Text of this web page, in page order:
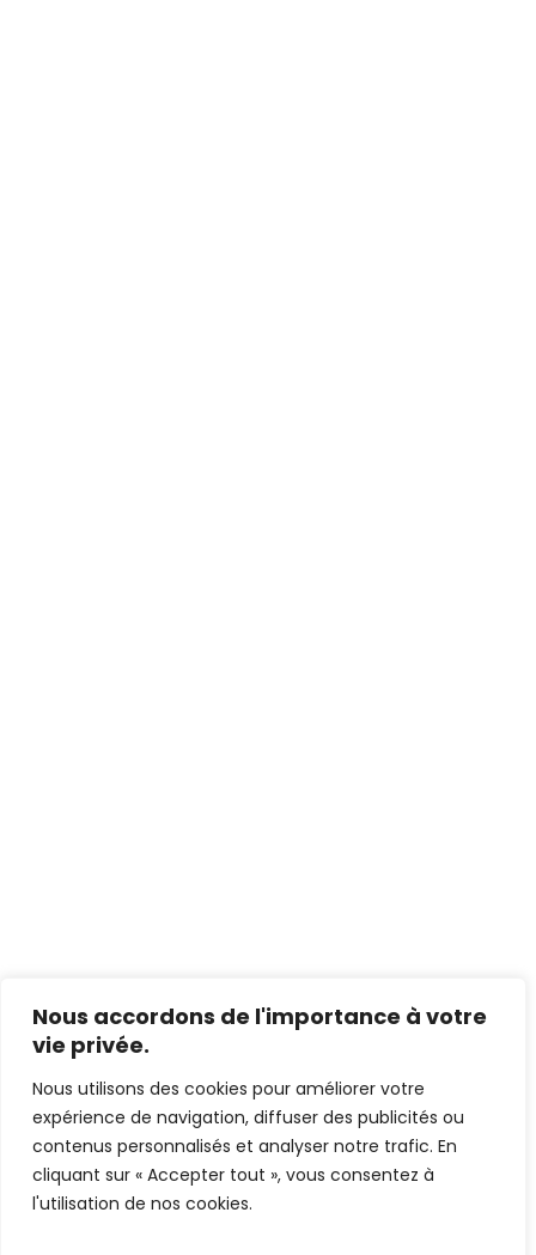
Nous accordons de l'importance à votre
vie privée.
Nous utilisons des cookies pour améliorer votre
expérience de navigation, diffuser des publicités ou
contenus personnalisés et analyser notre trafic. En
cliquant sur « Accepter tout », vous consentez à
l'utilisation de nos cookies.